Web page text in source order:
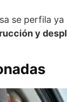
se perfila
y